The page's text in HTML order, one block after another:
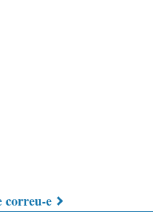
correu-e